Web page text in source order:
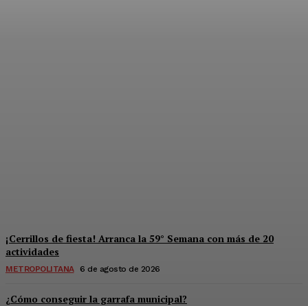
¡Cerrillos de fiesta! Arranca la 59° Semana con más de 20
actividades
METROPOLITANA 6 de agosto de 2026
¿Cómo conseguir la garrafa municipal?